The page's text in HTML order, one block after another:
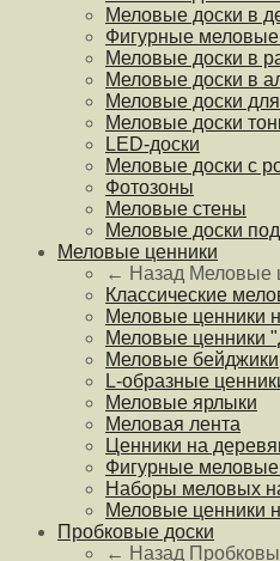
Меловые доски в
Фигурные меловые
Меловые доски в
Меловые доски в
Меловые доски
Меловые доски
LED-доски
Меловые доски с
Фотозоны
Меловые стены
Меловые доски под
Меловые ценники
← Назад Меловые
Классические
Меловые ценники
Меловые ценники
Меловые бейджики
L-образные
Меловые ярлыки
Меловая лента
Ценники на
Фигурные меловые
Наборы меловых
Меловые ценники
Пробковые доски
← Назад